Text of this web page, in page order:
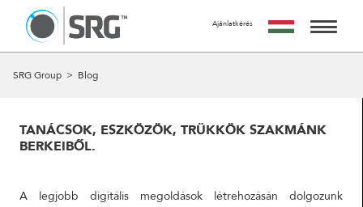
KÉRJ TŐLÜNK AJÁNLATOT
EGY IDŐPONTOT EGYEZTETÜNK VELED EGY SZEMÉLYES
A MEETING UTÁN TUDJUK ELKÉSZÍTENI AJÁNLATUNKAT
A CSAPAT
Ajánlatkérés
SRG Group > Blog
TANÁCSOK, ESZKÖZÖK, TRÜKKÖK SZAKMÁNK
BERKEIBŐL.
A legjobb digitális megoldások létrehozásán dolgozunk